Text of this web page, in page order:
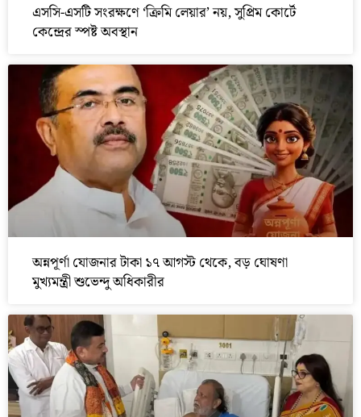
এসসি-এসটি সংরক্ষণে ‘ক্রিমি লেয়ার’ নয়, সুপ্রিম কোর্টে
কেন্দ্রের স্পষ্ট অবস্থান
অন্নপূর্ণা যোজনার টাকা ১৭ আগস্ট থেকে, বড় ঘোষণা
মুখ্যমন্ত্রী শুভেন্দু অধিকারীর